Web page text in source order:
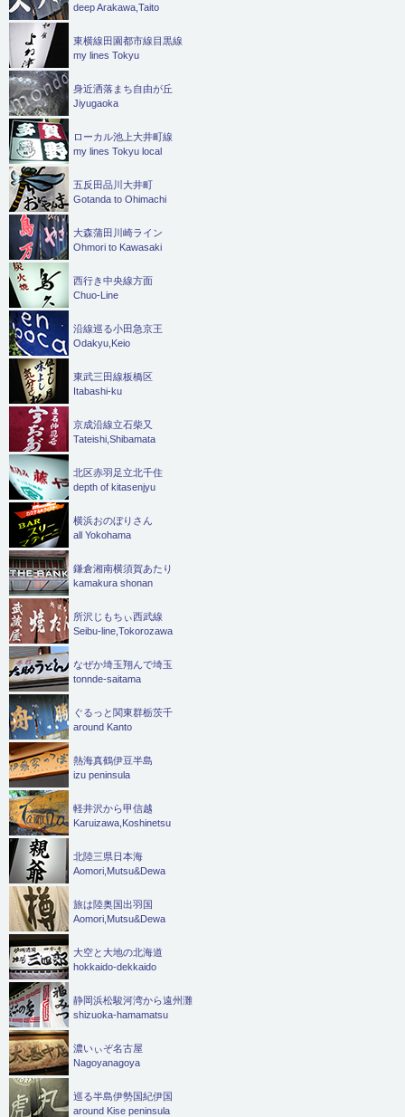
deep Arakawa,Taito
東横線田園都市線目黒線
my lines Tokyu
身近洒落まち自由が丘
Jiyugaoka
ローカル池上大井町線
my lines Tokyu local
五反田品川大井町
Gotanda to Ohimachi
大森蒲田川崎ライン
Ohmori to Kawasaki
西行き中央線方面
Chuo-Line
沿線巡る小田急京王
Odakyu,Keio
東武三田線板橋区
Itabashi-ku
京成沿線立石柴又
Tateishi,Shibamata
北区赤羽足立北千住
depth of kitasenjyu
横浜おのぼりさん
all Yokohama
鎌倉湘南横須賀あたり
kamakura shonan
所沢じもちぃ西武線
Seibu-line,Tokorozawa
なぜか埼玉翔んで埼玉
tonnde-saitama
ぐるっと関東群栃茨千
around Kanto
熱海真鶴伊豆半島
izu peninsula
軽井沢から甲信越
Karuizawa,Koshinetsu
北陸三県日本海
Aomori,Mutsu&Dewa
旅は陸奥国出羽国
Aomori,Mutsu&Dewa
大空と大地の北海道
hokkaido-dekkaido
静岡浜松駿河湾から遠州灘
shizuoka-hamamatsu
濃いぃぞ名古屋
Nagoyanagoya
巡る半島伊勢国紀伊国
around Kise peninsula